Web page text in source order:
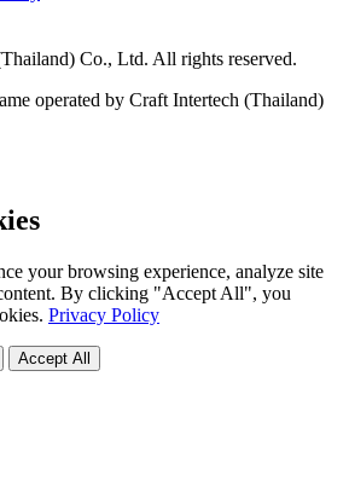
Co., Ltd. All rights reserved.
operated by Craft Intertech (Thailand)
your browsing experience, analyze site
By clicking "Accept All", you
Privacy Policy
Accept All